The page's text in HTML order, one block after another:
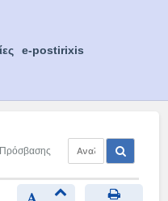
e-postirixis